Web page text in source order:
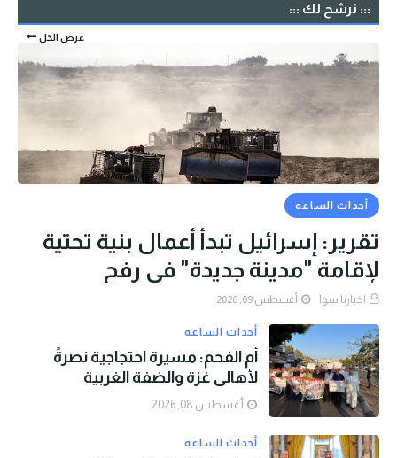
::: نرشح لك :::
عرض الكل
أحداث الساعه
تقرير: إسرائيل تبدأ أعمال بنية تحتية
لإقامة "مدينة جديدة" في رفح
اخبارنا سوا أغسطس 09, 2026
أحداث الساعه
أم الفحم: مسيرة احتجاجية نصرةً
لأهالي غزة والضفة الغربية
أغسطس 08, 2026
أحداث الساعه